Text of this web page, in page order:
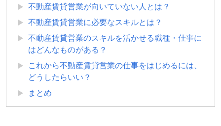
不動産賃貸営業が向いていない人とは？
不動産賃貸営業に必要なスキルとは？
不動産賃貸営業のスキルを活かせる職種・仕事に
はどんなものがある？
これから不動産賃貸営業の仕事をはじめるには、
どうしたらいい？
まとめ